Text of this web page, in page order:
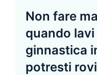
Non fare
quando
ginnastica
potresti